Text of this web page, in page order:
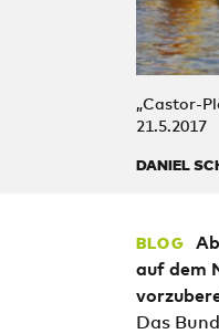
„Castor-
21.5.2017
DANIEL
BLOG
auf dem
Das